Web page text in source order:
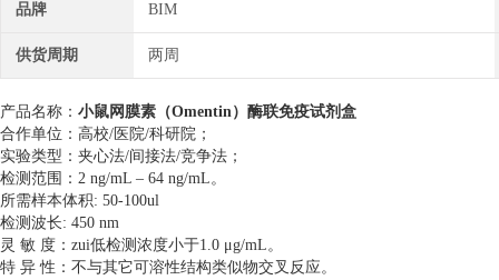
品牌 BIM
供货周期 两周
产品名称： 小鼠网膜素（Omentin）酶联免疫试剂盒
合作单位：高校/医院/科研院；
实验类型：夹心法/间接法/竞争法；
检测范围：2 ng/mL – 64 ng/mL。
所需样本体积: 50-100ul
检测波长: 450 nm
灵 敏 度：zui低检测浓度小于1.0 μg/mL。
特 异 性：不与其它可溶性结构类似物交叉反应。